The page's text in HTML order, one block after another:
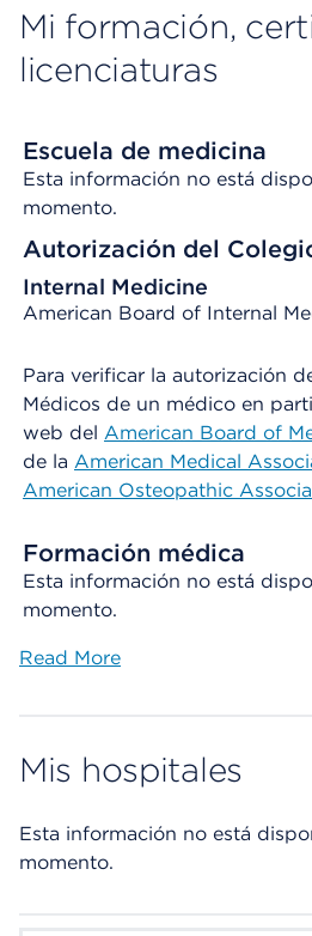
Mi formación,
licenciaturas
Escuela de medicina
Esta información no está
momento.
Autorización del
Internal Medicine
American Board of Internal
Para verificar la autorización
Médicos de un médico en
web del American Board of
de la American Medical
American Osteopathic
Formación médica
Esta información no está
momento.
Read More
Mis hospitales
Esta información no está
momento.